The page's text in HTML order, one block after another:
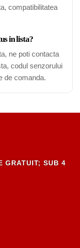
compatibilitatea
in lista?
ne poti contacta
codul senzorului
de comanda.
GRATUIT; SUB 4